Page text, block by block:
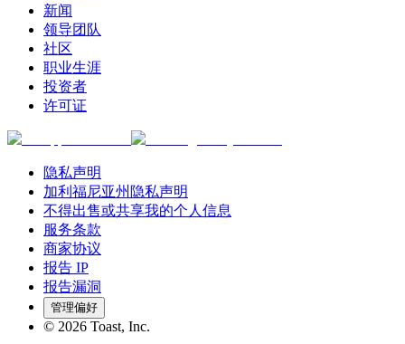
新闻
领导团队
社区
职业生涯
投资者
许可证
隐私声明
加利福尼亚州隐私声明
不得出售或共享我的个人信息
服务条款
商家协议
报告 IP
报告漏洞
管理偏好
© 2026 Toast, Inc.